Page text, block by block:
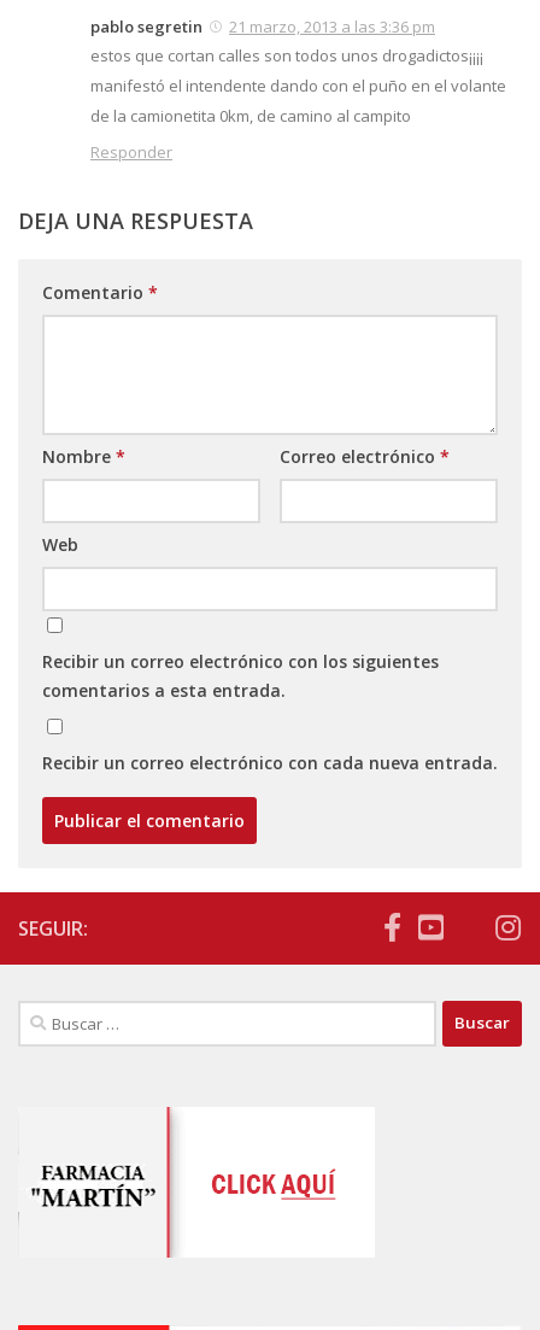
pablo segretin
21 marzo, 2013 a las 3:36 pm
estos que cortan calles son todos unos drogadictos¡¡¡¡
manifestó el intendente dando con el puño en el volante
de la camionetita 0km, de camino al campito
Responder
DEJA UNA RESPUESTA
Comentario *
Nombre * Correo electrónico *
Web
Recibir un correo electrónico con los siguientes
comentarios a esta entrada.
Recibir un correo electrónico con cada nueva entrada.
SEGUIR:
Buscar: